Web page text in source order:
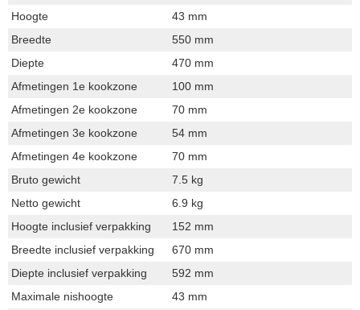
Hoogte
43 mm
Breedte
550 mm
Diepte
470 mm
Afmetingen 1e kookzone
100 mm
Afmetingen 2e kookzone
70 mm
Afmetingen 3e kookzone
54 mm
Afmetingen 4e kookzone
70 mm
Bruto gewicht
7.5 kg
Netto gewicht
6.9 kg
Hoogte inclusief verpakking
152 mm
Breedte inclusief verpakking
670 mm
Diepte inclusief verpakking
592 mm
Maximale nishoogte
43 mm